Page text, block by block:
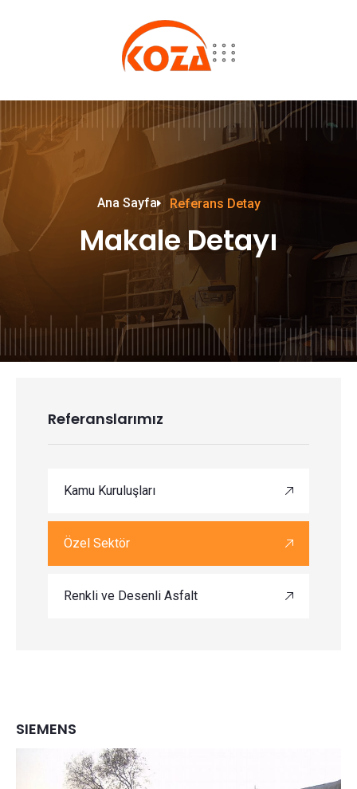
Ana Sayfa Referans Detay
Makale Detayı
Referanslarımız
Kamu Kuruluşları
Özel Sektör
Renkli ve Desenli Asfalt
SIEMENS